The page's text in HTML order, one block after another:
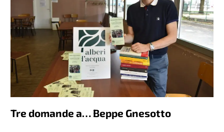
Tre domande a… Beppe Gnesotto